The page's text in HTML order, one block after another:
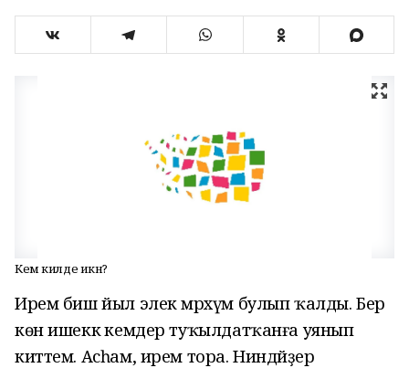
Кем килде икән?
Ирем биш йыл элек мәрхүм булып ҡалды. Бер
көн ишеккә кемдер туҡылдатҡанға уянып
киттем. Асһам, ирем тора. Ниндәйҙер